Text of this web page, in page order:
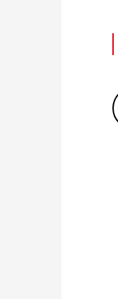
個室ブ